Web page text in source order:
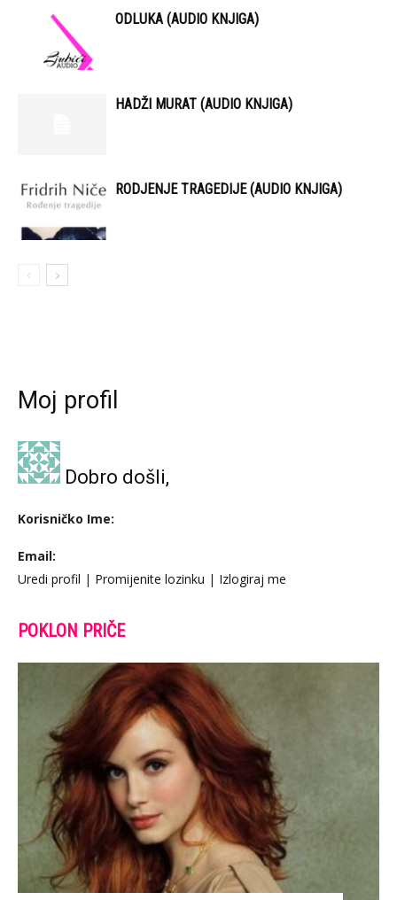
ODLUKA (AUDIO KNJIGA)
HADŽI MURAT (AUDIO KNJIGA)
RODJENJE TRAGEDIJE (AUDIO KNJIGA)
Moj profil
Dobro došli,
Korisničko Ime:
Email:
Uredi profil | Promijenite lozinku | Izlogiraj me
POKLON PRIČE